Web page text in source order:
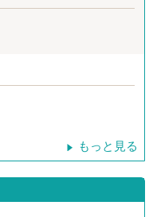
もっと見る